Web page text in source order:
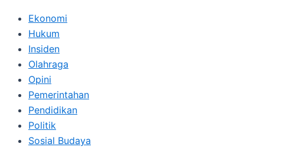
Ekonomi
Hukum
Insiden
Olahraga
Opini
Pemerintahan
Pendidikan
Politik
Sosial Budaya